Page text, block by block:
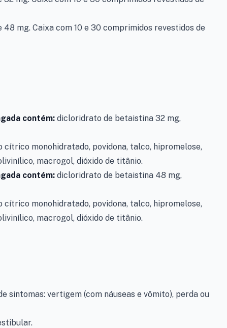
mg. Caixa com 10 e 30 comprimidos revestidos de
contém: dicloridrato de betaistina 32 mg,
monohidratado, povidona, talco, hipromelose,
macrogol, dióxido de titânio.
contém: dicloridrato de betaistina 48 mg,
monohidratado, povidona, talco, hipromelose,
macrogol, dióxido de titânio.
sintomas: vertigem (com náuseas e vômito), perda ou